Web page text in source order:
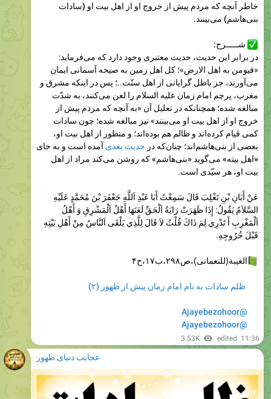
Please open Telegram to view this post
عجایب دنیای ظهور
Please open Telegram to view this post
VIEW IN TELEGRAM
4.43K 14:55
عجایب دنیای ظهور
Please open Telegram to view this post
4.2K 16:12
Please open Telegram to view this post
December 1, 2025
Please open Telegram to view this post
VIEW IN TELEGRAM
3.72K edited09:07
December 2, 2025